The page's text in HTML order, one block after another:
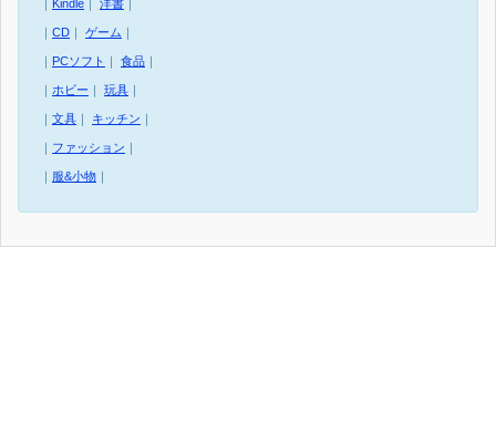
｜ Kindle ｜ 洋書 ｜
｜ CD ｜ ゲーム ｜
｜ PCソフト ｜ 食品 ｜
｜ ホビー ｜ 玩具 ｜
｜ 文具 ｜ キッチン ｜
｜ ファッション ｜
｜ 服&小物 ｜